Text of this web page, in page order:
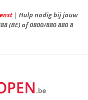
| Hulp nodig bij jouw
(BE) of0800/880 880 8